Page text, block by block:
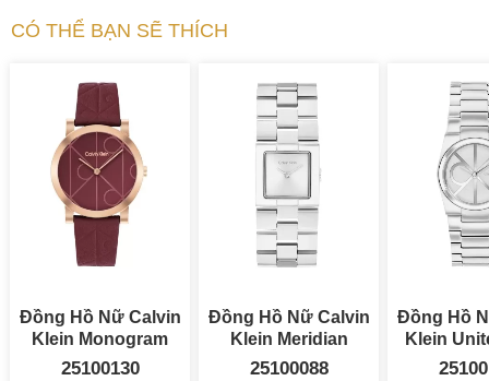
CÓ THỂ BẠN SẼ THÍCH
Đồng Hồ Nữ Calvin
Klein Monogram
32mm
25100130
Đồng Hồ Nữ Calvin
Klein Meridian
22mm
25100088
Đồng Hồ